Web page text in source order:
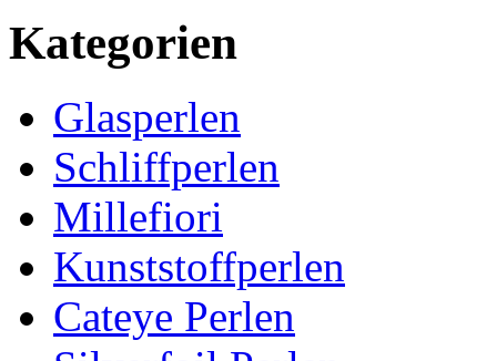
Kategorien
Glasperlen
Schliffperlen
Millefiori
Kunststoffperlen
Cateye Perlen